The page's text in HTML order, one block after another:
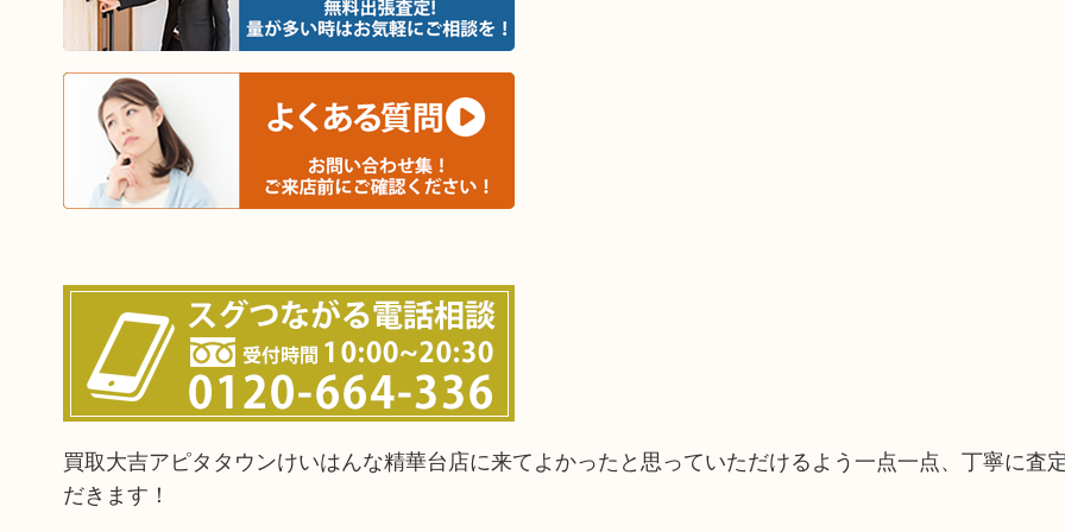
買取大吉アピタタウンけいはんな精華台店に来てよかったと思っていただけるよう一点一点、丁寧に査
だきます！